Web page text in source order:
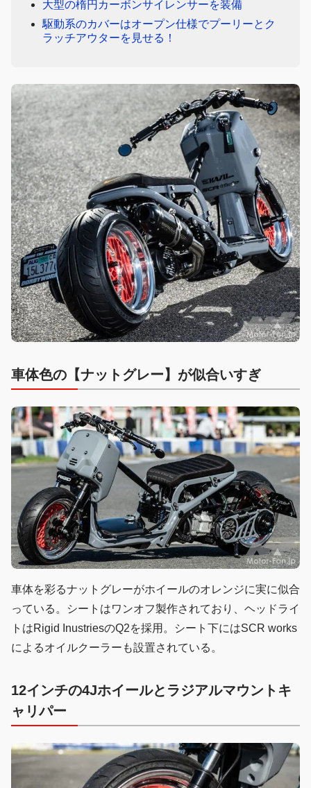
大型の楕円カーボンサイレンサーを装備
駆動系のカバーはオープン仕様でプーリーとク
ラッチアウターを見せる！
車体色の【ナットグレー】が似合いすぎ
車体を彩るナットグレーがホイールのオレンジに実に似合
っている。シートはワンオフ製作されており、ヘッドライ
トはRigid InustriesのQ2を採用。シート下にはSCR works
によるオイルクーラーも設置されている。
12インチの4Jホイールとラジアルマウントキ
ャリパー